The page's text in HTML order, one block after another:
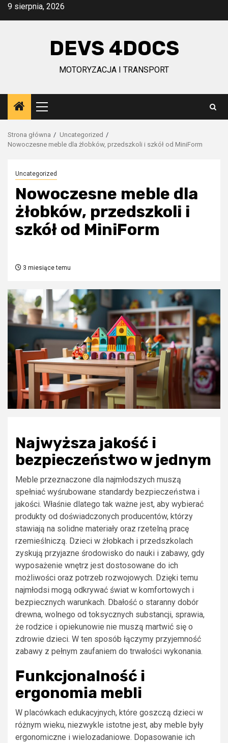
Przejdź
9 sierpnia, 2026
DEVS 4DOCS
MOTORYZACJA I TRANSPORT
Menu
główne
Strona główna
Uncategorized
Nowoczesne meble dla żłobków, przedszkoli i szkół od MiniForm
Uncategorized
Nowoczesne meble dla
żłobków, przedszkoli i
szkół od MiniForm
3 miesiące temu
Najwyższa jakość i
bezpieczeństwo w jednym
Meble przeznaczone dla najmłodszych muszą
spełniać wyśrubowane standardy bezpieczeństwa i
jakości. Właśnie dlatego tak ważne jest, aby wybierać
produkty od doświadczonych producentów, którzy
stawiają na solidne materiały oraz rzetelną pracę
rzemieślniczą. Dzieci w żłobkach i przedszkolach
zyskują przyjazne środowisko do nauki i zabawy, gdy
wyposażenie wnętrz jest dostosowane do ich
możliwości oraz potrzeb rozwojowych. Dzięki temu
najmłodsi mogą odkrywać świat w komfortowych i
bezpiecznych warunkach. Dbałość o staranny dobór
drewna, wolnego od toksycznych substancji, sprawia,
że rodzice i opiekunowie nie muszą martwić się o
zdrowie dzieci. W ten sposób łączymy przyjemność
zabawy z pełnym zaufaniem do trwałości wykonania.
Funkcjonalność i
ergonomia mebli
W placówkach edukacyjnych, które goszczą dzieci w
różnym wieku, niezwykle istotne jest, aby meble były
ergonomiczne i wielozadaniowe. Dopasowanie ich